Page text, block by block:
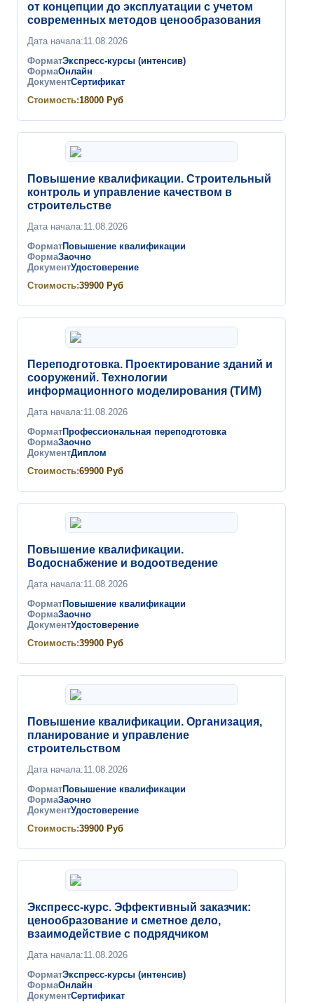
от концепции до эксплуатации с учетом
современных методов ценообразования
Дата начала:11.08.2026
ФорматЭкспресс-курсы (интенсив)
ФормаОнлайн
ДокументСертификат
Стоимость:18000 Руб
Повышение квалификации. Строительный
контроль и управление качеством в
строительстве
Дата начала:11.08.2026
ФорматПовышение квалификации
ФормаЗаочно
ДокументУдостоверение
Стоимость:39900 Руб
Переподготовка. Проектирование зданий и
сооружений. Технологии
информационного моделирования (ТИМ)
Дата начала:11.08.2026
ФорматПрофессиональная переподготовка
ФормаЗаочно
ДокументДиплом
Стоимость:69900 Руб
Повышение квалификации.
Водоснабжение и водоотведение
Дата начала:11.08.2026
ФорматПовышение квалификации
ФормаЗаочно
ДокументУдостоверение
Стоимость:39900 Руб
Повышение квалификации. Организация,
планирование и управление
строительством
Дата начала:11.08.2026
ФорматПовышение квалификации
ФормаЗаочно
ДокументУдостоверение
Стоимость:39900 Руб
Экспресс-курс. Эффективный заказчик:
ценообразование и сметное дело,
взаимодействие с подрядчиком
Дата начала:11.08.2026
ФорматЭкспресс-курсы (интенсив)
ФормаОнлайн
ДокументСертификат